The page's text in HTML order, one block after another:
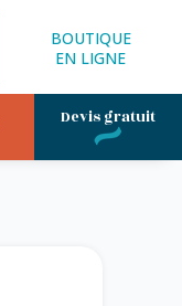
BOUTIQUE
EN LIGNE
Devis gratuit